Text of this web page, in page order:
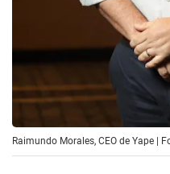
Raimundo Morales, CEO de Yape |